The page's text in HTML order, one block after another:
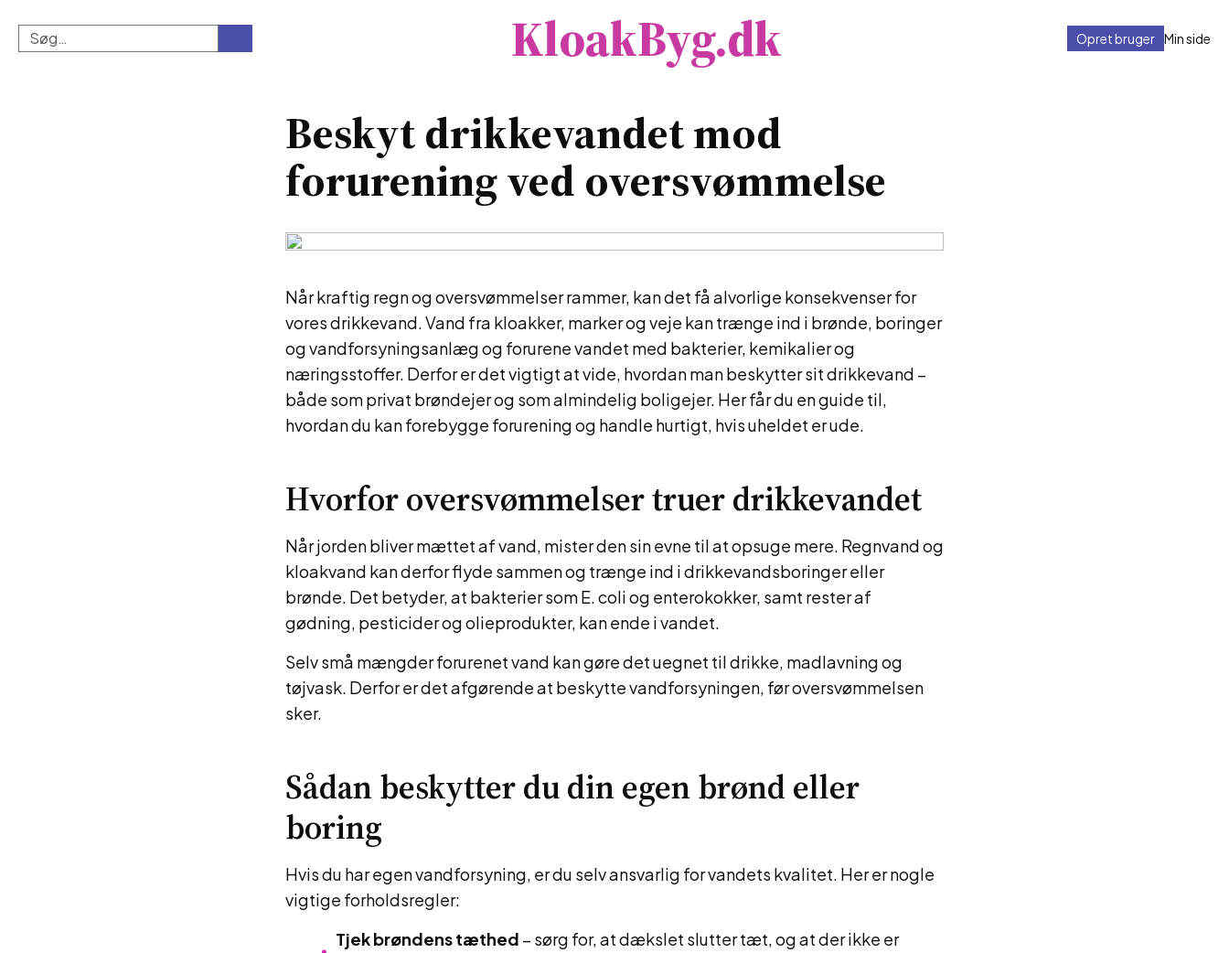
KloakByg.dk Min side
Opret bruger
Beskyt drikkevandet mod
forurening ved oversvømmelse
Når kraftig regn og oversvømmelser rammer, kan det få alvorlige konsekvenser for
vores drikkevand. Vand fra kloakker, marker og veje kan trænge ind i brønde, boringer
og vandforsyningsanlæg og forurene vandet med bakterier, kemikalier og
næringsstoffer. Derfor er det vigtigt at vide, hvordan man beskytter sit drikkevand –
både som privat brøndejer og som almindelig boligejer. Her får du en guide til,
hvordan du kan forebygge forurening og handle hurtigt, hvis uheldet er ude.
Hvorfor oversvømmelser truer drikkevandet
Når jorden bliver mættet af vand, mister den sin evne til at opsuge mere. Regnvand og
kloakvand kan derfor flyde sammen og trænge ind i drikkevandsboringer eller
brønde. Det betyder, at bakterier som E. coli og enterokokker, samt rester af
gødning, pesticider og olieprodukter, kan ende i vandet.
Selv små mængder forurenet vand kan gøre det uegnet til drikke, madlavning og
tøjvask. Derfor er det afgørende at beskytte vandforsyningen, før oversvømmelsen
sker.
Sådan beskytter du din egen brønd eller
boring
Hvis du har egen vandforsyning, er du selv ansvarlig for vandets kvalitet. Her er nogle
vigtige forholdsregler:
Tjek brøndens tæthed – sørg for, at dækslet slutter tæt, og at der ikke er